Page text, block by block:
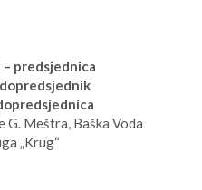
– predsjednica
G. Meštra, Baška Voda
„Krug“